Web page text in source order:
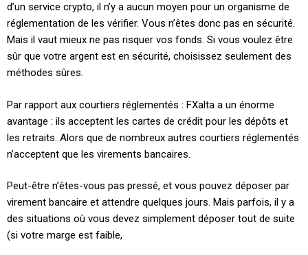
d’un service crypto, il n’y a aucun moyen pour un organisme de
réglementation de les vérifier. Vous n’êtes donc pas en sécurité.
Mais il vaut mieux ne pas risquer vos fonds. Si vous voulez être
sûr que votre argent est en sécurité, choisissez seulement des
méthodes sûres.
Par rapport aux courtiers réglementés : FXalta a un énorme
avantage : ils acceptent les cartes de crédit pour les dépôts et
les retraits. Alors que de nombreux autres courtiers réglementés
n’acceptent que les virements bancaires.
Peut-être n’êtes-vous pas pressé, et vous pouvez déposer par
virement bancaire et attendre quelques jours. Mais parfois, il y a
des situations où vous devez simplement déposer tout de suite
(si votre marge est faible,